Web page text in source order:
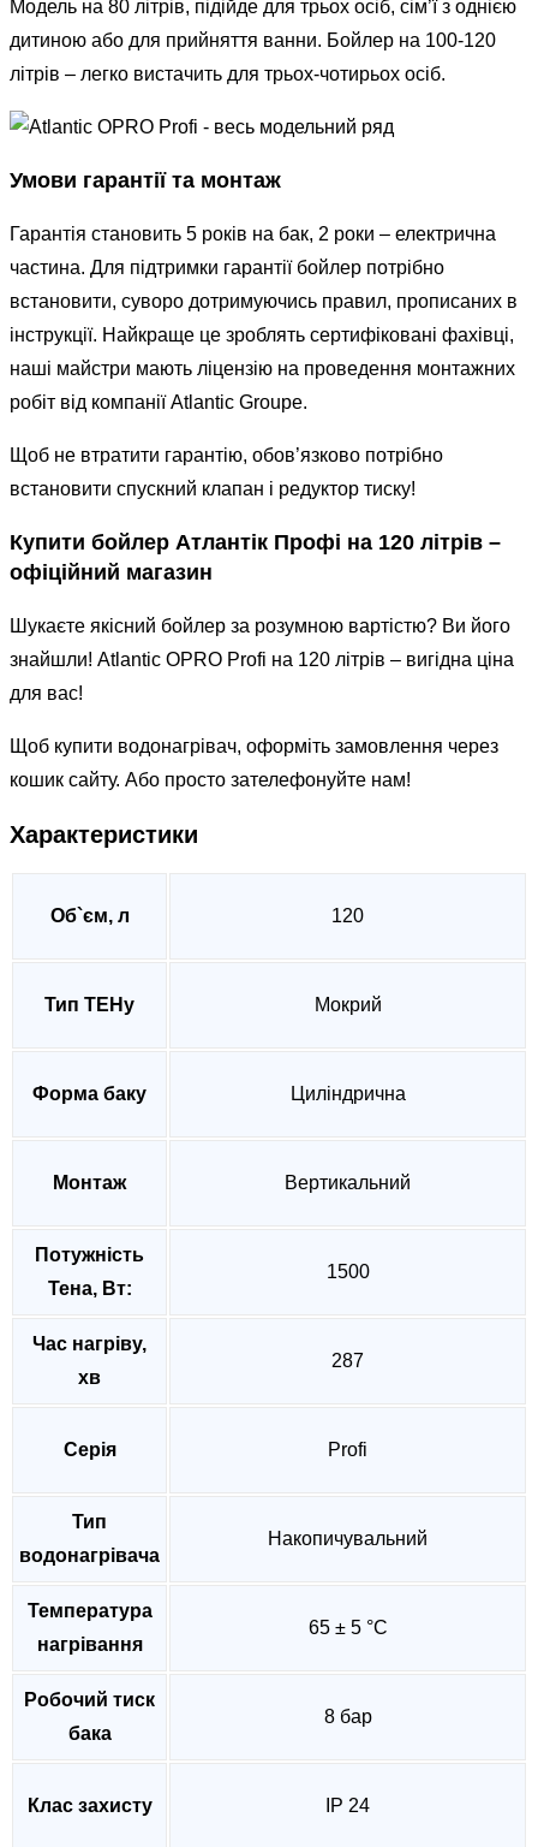
Модель на 80 літрів, підійде для трьох осіб, сім’ї з однією
дитиною або для прийняття ванни. Бойлер на 100-120
літрів – легко вистачить для трьох-чотирьох осіб.
Умови гарантії та монтаж
Гарантія становить 5 років на бак, 2 роки – електрична
частина. Для підтримки гарантії бойлер потрібно
встановити, суворо дотримуючись правил, прописаних в
інструкції. Найкраще це зроблять сертифіковані фахівці,
наші майстри мають ліцензію на проведення монтажних
робіт від компанії Atlantic Groupe.
Щоб не втратити гарантію, обов’язково потрібно
встановити спускний клапан і редуктор тиску!
Купити бойлер Атлантік Профі на 120 літрів –
офіційний магазин
Шукаєте якісний бойлер за розумною вартістю? Ви його
знайшли! Atlantic OPRO Profi на 120 літрів – вигідна ціна
для вас!
Щоб купити водонагрівач, оформіть замовлення через
кошик сайту. Або просто зателефонуйте нам!
Характеристики
Об`єм, л 120
Тип ТЕНу Мокрий
Форма баку Циліндрична
Монтаж Вертикальний
Потужність
Тена, Вт:
1500
Час нагріву,
хв
287
Серія Profi
Тип
водонагрівача
Накопичувальний
Температура
нагрівання
65 ± 5 °C
Робочий тиск
бака
8 бар
Клас захисту IP 24